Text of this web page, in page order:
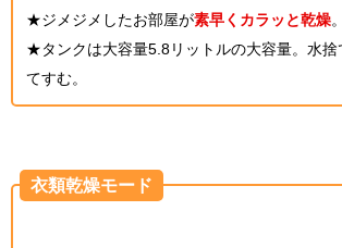
★ジメジメしたお部屋が素早くカラッと乾燥。
★タンクは大容量5.8リットルの大容量。水捨
てすむ。
衣類乾燥モード